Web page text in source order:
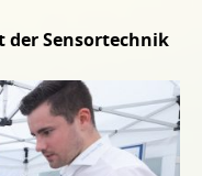
der Sensortechnik